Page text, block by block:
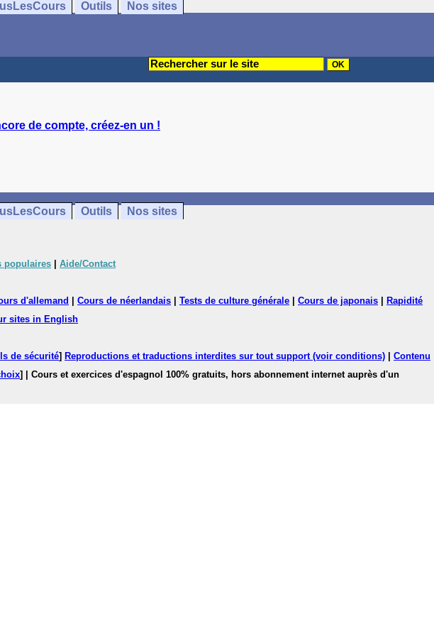
Outils Nos sites
de compte, créez-en un !
Outils Nos sites
populaires Aide/Contact
d'allemand Cours de néerlandais Tests de culture générale Cours de japonais
Rapidité
sites in English
de sécurité] Reproductions et traductions interdites sur tout support (voir conditions)
Contenu
]
| Cours et exercices d'espagnol 100% gratuits, hors abonnement internet auprès d'un